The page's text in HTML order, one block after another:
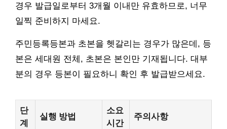
경우 발급일로부터 3개월 이내만 유효하므로, 너무
일찍 준비하지 마세요.
주민등록등본과 초본을 헷갈리는 경우가 많은데, 등
본은 세대원 전체, 초본은 본인만 기재됩니다. 대부
분의 경우 등본이 필요하니 확인 후 발급받으세요.
단
계
실행 방법
소요
시간
주의사항